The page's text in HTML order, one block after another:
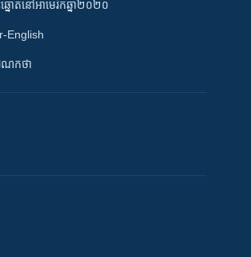
ឆ្នោតនៅអាមេរិកឆ្នាំ២០២០
English
ណកថា